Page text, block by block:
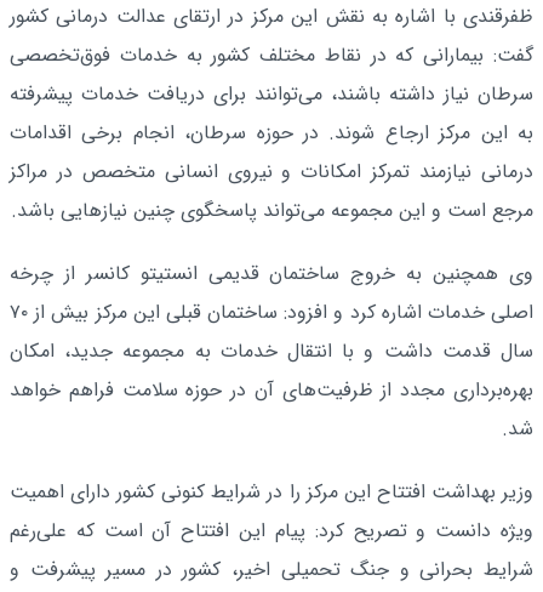
ظفرقندی با اشاره به نقش این مرکز در ارتقای عدالت درمانی کشور
گفت: بیمارانی که در نقاط مختلف کشور به خدمات فوق‌تخصصی
سرطان نیاز داشته باشند، می‌توانند برای دریافت خدمات پیشرفته
به این مرکز ارجاع شوند. در حوزه سرطان، انجام برخی اقدامات
درمانی نیازمند تمرکز امکانات و نیروی انسانی متخصص در مراکز
مرجع است و این مجموعه می‌تواند پاسخگوی چنین نیازهایی باشد.
وی همچنین به خروج ساختمان قدیمی انستیتو کانسر از چرخه
اصلی خدمات اشاره کرد و افزود: ساختمان قبلی این مرکز بیش از ۷۰
سال قدمت داشت و با انتقال خدمات به مجموعه جدید، امکان
بهره‌برداری مجدد از ظرفیت‌های آن در حوزه سلامت فراهم خواهد
شد.
وزیر بهداشت افتتاح این مرکز را در شرایط کنونی کشور دارای اهمیت
ویژه دانست و تصریح کرد: پیام این افتتاح آن است که علی‌رغم
شرایط بحرانی و جنگ تحمیلی اخیر، کشور در مسیر پیشرفت و